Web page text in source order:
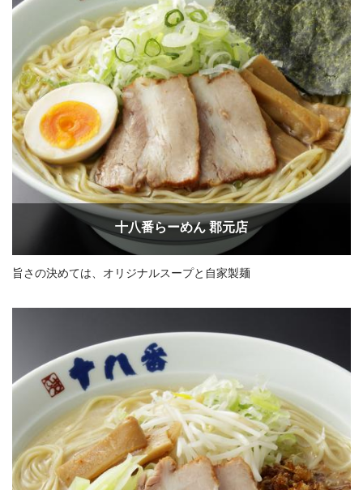
十八番らーめん 郡元店
旨さの決めては、オリジナルスープと自家製麺